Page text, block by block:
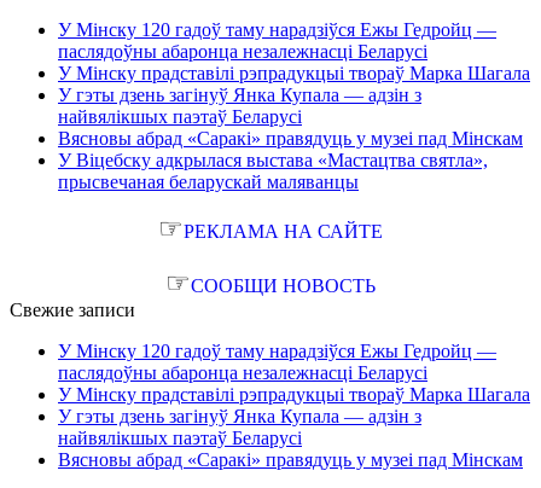
У Мінску 120 гадоў таму нарадзіўся Ежы Гедройц —
паслядоўны абаронца незалежнасці Беларусі
У Мінску прадставілі рэпрадукцыі твораў Марка Шагала
У гэты дзень загінуў Янка Купала — адзін з
найвялікшых паэтаў Беларусі
Вясновы абрад «Саракі» правядуць у музеі пад Мінскам
У Віцебску адкрылася выстава «Мастацтва святла»,
прысвечаная беларускай маляванцы
☞РЕКЛАМА НА САЙТЕ
☞СООБЩИ НОВОСТЬ
Свежие записи
У Мінску 120 гадоў таму нарадзіўся Ежы Гедройц —
паслядоўны абаронца незалежнасці Беларусі
У Мінску прадставілі рэпрадукцыі твораў Марка Шагала
У гэты дзень загінуў Янка Купала — адзін з
найвялікшых паэтаў Беларусі
Вясновы абрад «Саракі» правядуць у музеі пад Мінскам